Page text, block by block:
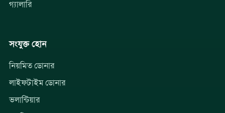
গ্যালারি
সংযুক্ত হোন
নিয়মিত ডোনার
লাইফটাইম ডোনার
ভলান্টিয়ার